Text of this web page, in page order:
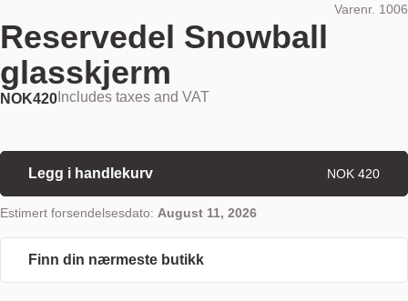
Varenr. 1006
Reservedel Snowball
glasskjerm
NOK420 Includes taxes and VAT
Legg i handlekurv NOK 420
Estimert forsendelsesdato: August 11, 2026
Finn din nærmeste butikk